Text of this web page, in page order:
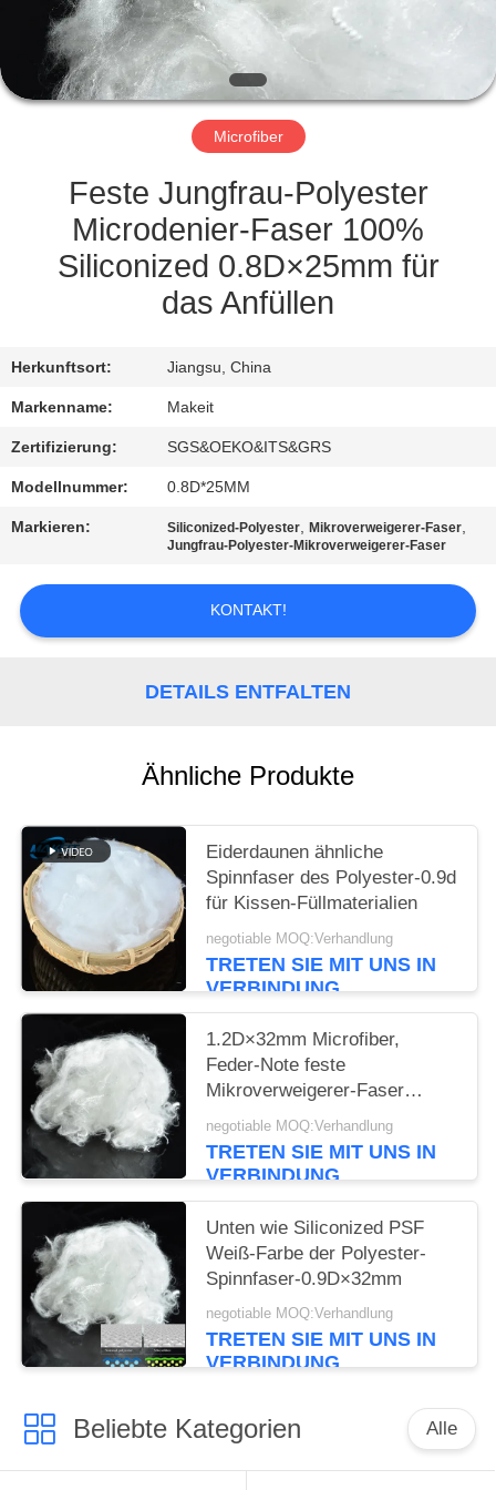
TRETEN
SIE
MIT
VERBINDUNG
NACHRICHTEN
FÄLLE
FORDERN
ZITAT
SITEMAP
Microfiber
Feste Jungfrau-Polyester
Microdenier-Faser 100%
Siliconized 0.8D×25mm für
das Anfüllen
Herkunftsort: Jiangsu, China
Markenname: Makeit
Zertifizierung: SGS&OEKO&ITS&GRS
Modellnummer: 0.8D*25MM
Markieren: Siliconized-Polyester,Mikroverweigerer-Faser,
Jungfrau-Polyester-Mikroverweigerer-Faser
KONTAKT!
DETAILS ENTFALTEN
Ähnliche Produkte
Eiderdaunen ähnliche
Spinnfaser des Polyester-0.9d
für Kissen-Füllmaterialien
negotiable MOQ:Verhandlung
TRETEN SIE MIT UNS IN
VERBINDUNG
1.2D×32mm Microfiber,
Feder-Note feste
Mikroverweigerer-Faser
Siliconized
negotiable MOQ:Verhandlung
TRETEN SIE MIT UNS IN
VERBINDUNG
Unten wie Siliconized PSF
Weiß-Farbe der Polyester-
Spinnfaser-0.9D×32mm
negotiable MOQ:Verhandlung
TRETEN SIE MIT UNS IN
VERBINDUNG
Beliebte Kategorien Alle